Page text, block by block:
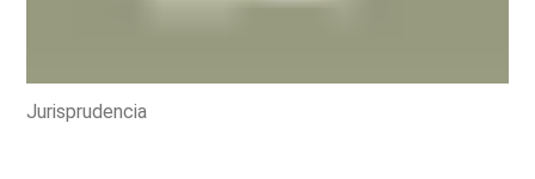
Jurisprudencia